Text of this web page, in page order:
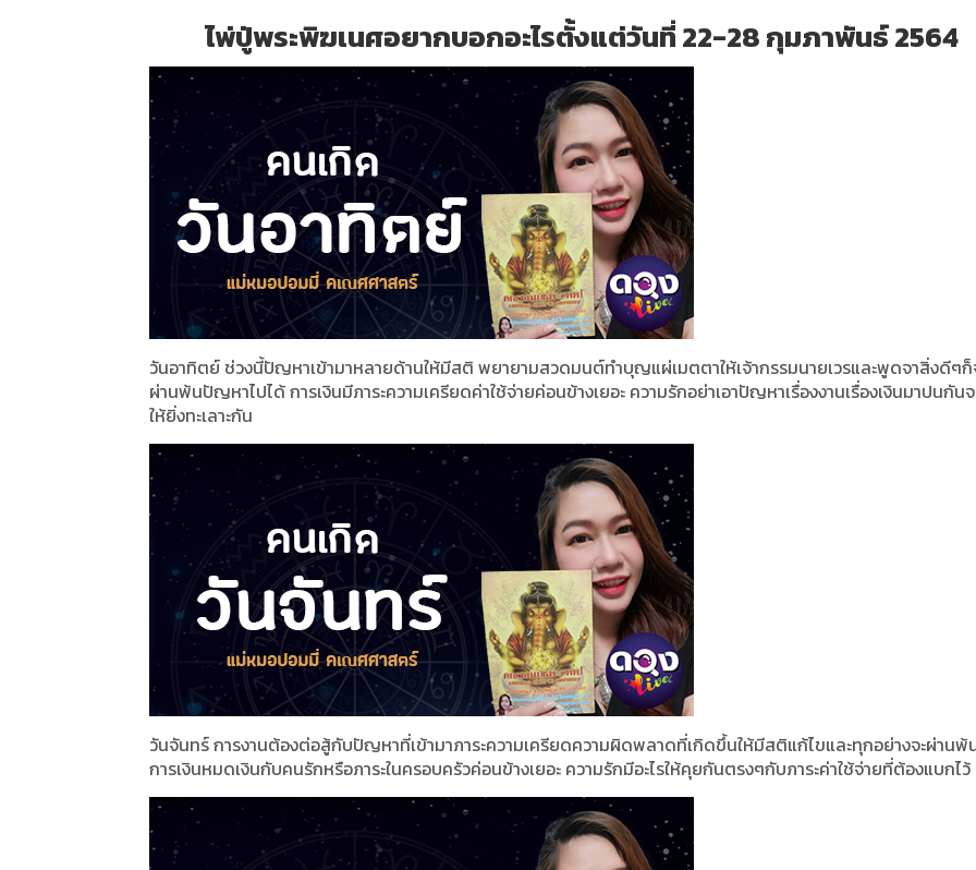
ไพ่ปู่พระพิฆเนศอยากบอกอะไรตั้งแต่วันที่ 22-28 กุมภาพันธ์ 2564
วันอาทิตย์ ช่วงนี้ปัญหาเข้ามาหลายด้านให้มีสติ พยายามสวดมนต์ทำบุญแผ่เมตตาให้เจ้ากรรมนายเวรและพูดจาสิ่งดีๆก็
ผ่านพ้นปัญหาไปได้ การเงินมีภาระความเครียดค่าใช้จ่ายค่อนข้างเยอะ ความรักอย่าเอาปัญหาเรื่องงานเรื่องเงินมาปนกัน
ให้ยิ่งทะเลาะกัน
วันจันทร์ การงานต้องต่อสู้กับปัญหาที่เข้ามาภาระความเครียดความผิดพลาดที่เกิดขึ้นให้มีสติแก้ไขและทุกอย่างจะผ่านพ้
การเงินหมดเงินกับคนรักหรือภาระในครอบครัวค่อนข้างเยอะ ความรักมีอะไรให้คุยกันตรงๆกับภาระค่าใช้จ่ายที่ต้องแบกไว้